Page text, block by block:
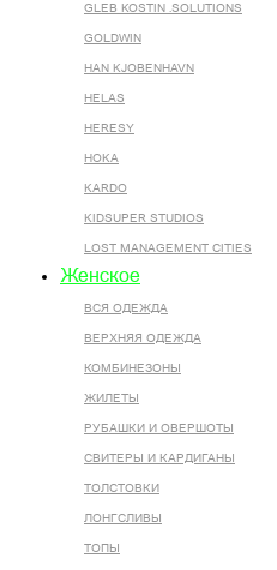
GLEB KOSTIN .SOLUTIONS
GOLDWIN
HAN KJOBENHAVN
HELAS
HERESY
HOKA
KARDO
KIDSUPER STUDIOS
LOST MANAGEMENT CITIES
Женское
ВСЯ ОДЕЖДА
ВЕРХНЯЯ ОДЕЖДА
КОМБИНЕЗОНЫ
ЖИЛЕТЫ
РУБАШКИ И ОВЕРШОТЫ
СВИТЕРЫ И КАРДИГАНЫ
ТОЛСТОВКИ
ЛОНГСЛИВЫ
ТОПЫ